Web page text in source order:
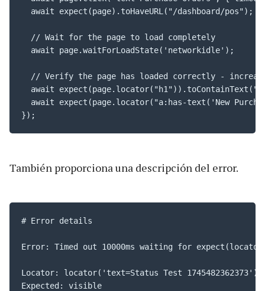
  await expect(page).toHaveURL("/dashboard/pos");
  // Wait for the page to load completely
  await page.waitForLoadState('networkidle');
// Verify the page has loaded correctly -
await
await expect(page.locator("a:has-text('New
También proporciona una descripción del error.
# Error details
Error: Timed out 10000ms waiting for
Locator: locator('text=Status Test 1745482362373')
Expected: visible